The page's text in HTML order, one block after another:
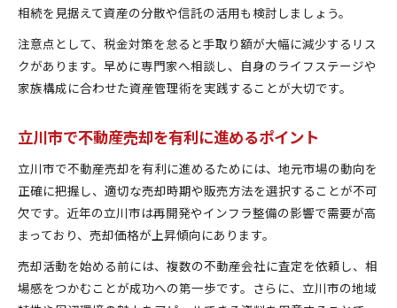
相続を見据えて資産の分散や信託の活用も検討しましょう。
注意点として、税金対策を怠ると手取り額が大幅に減少するリス
クがあります。早めに専門家へ相談し、自身のライフステージや
家族構成に合わせた資産管理術を実践することが大切です。
立川市で不動産売却を有利に進めるポイント
立川市で不動産売却を有利に進めるためには、地元市場の動向を
正確に把握し、適切な売却時期や販売方法を選択することが不可
欠です。近年の立川市は再開発やインフラ整備の影響で需要が高
まっており、売却価格が上昇傾向にあります。
売却活動を始める前には、複数の不動産会社に査定を依頼し、相
場感をつかむことが成功への第一歩です。さらに、立川市の地域